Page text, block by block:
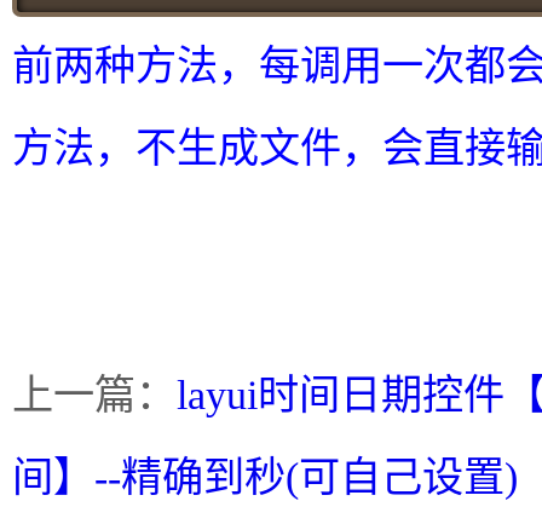
前两种方法，每调用一次都
方法，不生成文件，会直接
上一篇： layui时间日期控件
间】--精确到秒(可自己设置)